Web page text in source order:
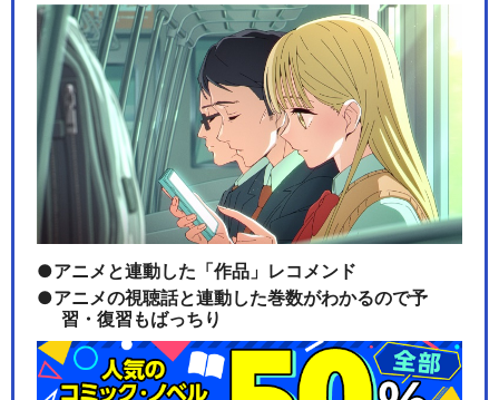
アニメと連動した「作品」レコメンド
アニメの視聴話と連動した巻数がわかるので予
習・復習もばっちり